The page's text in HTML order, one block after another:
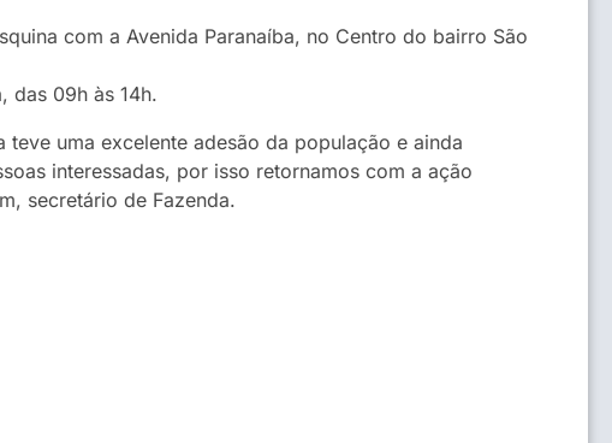
com a Avenida Paranaíba, no Centro do bairro São
das 09h às 14h.
teve uma excelente adesão da população e ainda
interessadas, por isso retornamos com a ação
secretário de Fazenda.